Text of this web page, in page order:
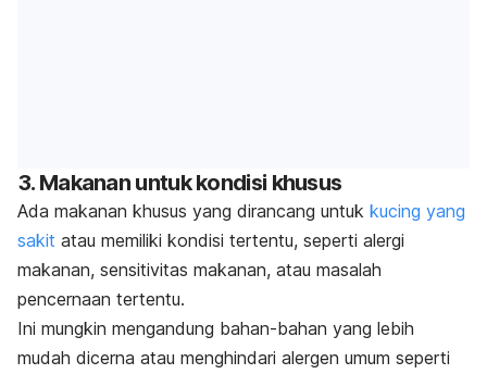
3. Makanan untuk kondisi khusus
Ada makanan khusus yang dirancang untuk kucing yang
sakit atau memiliki kondisi tertentu, seperti alergi
makanan, sensitivitas makanan, atau masalah
pencernaan tertentu.
Ini mungkin mengandung bahan-bahan yang lebih
mudah dicerna atau menghindari alergen umum seperti